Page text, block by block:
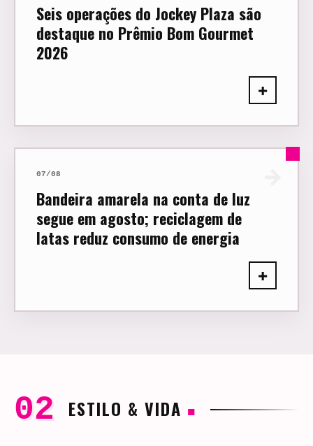
Seis operações do Jockey Plaza são
destaque no Prêmio Bom Gourmet
2026
+
07/08
Bandeira amarela na conta de luz
segue em agosto; reciclagem de
latas reduz consumo de energia
+
ESTILO & VIDA ■